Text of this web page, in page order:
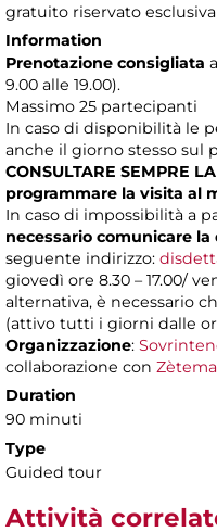
gratuito riservato
Information
Prenotazione consigliata
9.00 alle 19.00).
Massimo 25 partecipanti
In caso di disponibilità le
anche il giorno stesso sul
CONSULTARE SEMPRE
programmare la visita al
In caso di impossibilità a
necessario comunicare
seguente indirizzo:
giovedì ore 8.30 – 17.00/
alternativa, è necessario
(attivo tutti i giorni dalle
Organizzazione:
collaborazione con
Duration
90 minuti
Type
Guided tour
Attività